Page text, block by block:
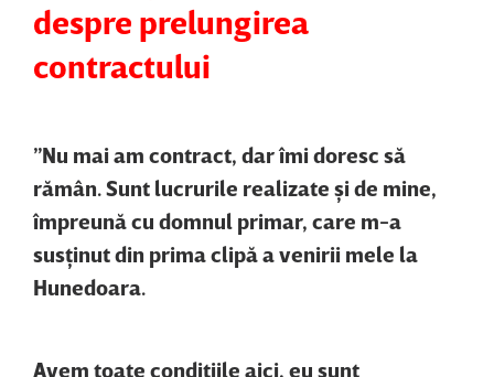
despre prelungirea
contractului
”Nu mai am contract, dar îmi doresc să
rămân. Sunt lucrurile realizate şi de mine,
împreună cu domnul primar, care m-a
susţinut din prima clipă a venirii mele la
Hunedoara.
Avem toate condiţiile aici, eu sunt